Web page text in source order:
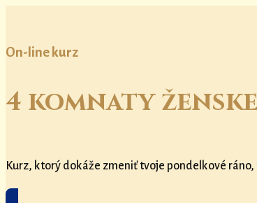
On-line kurz
4 komnaty
Kurz, ktorý dokáže zmeniť tvoje pondelkové